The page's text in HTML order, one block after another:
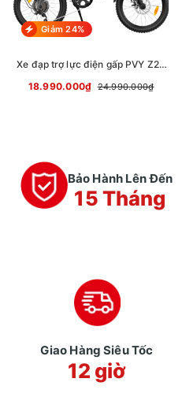
Giảm 24%
Xe đạp trợ lực điện gấp PVY Z20
18.990.000₫ 24.990.000₫
Bảo Hành Lên Đến
15 Tháng
Giao Hàng Siêu Tốc
12 giờ